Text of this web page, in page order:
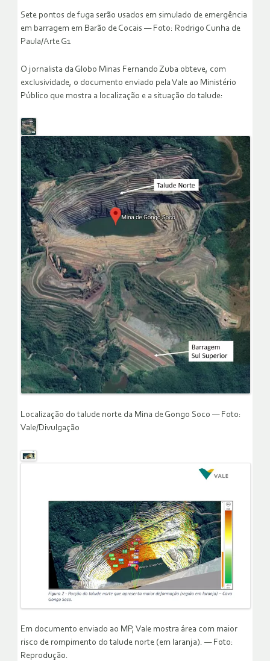
Sete pontos de fuga serão usados em simulado de emergência
em barragem em Barão de Cocais — Foto: Rodrigo Cunha de
Paula/Arte G1
O jornalista da Globo Minas Fernando Zuba obteve, com
exclusividade, o documento enviado pela Vale ao Ministério
Público que mostra a localização e a situação do talude:
Localização do talude norte da Mina de Gongo Soco — Foto:
Vale/Divulgação
Em documento enviado ao MP, Vale mostra área com maior
risco de rompimento do talude norte (em laranja). — Foto:
Reprodução.